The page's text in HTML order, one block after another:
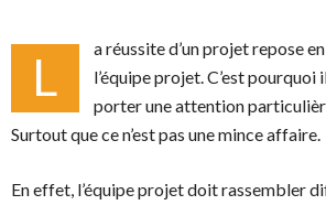
L
a réussite d’un projet repose
l’équipe projet. C’est
porter une attention
Surtout que ce n’est pas une mince affaire.
En effet, l’équipe projet doit rassembler